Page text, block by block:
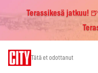
Terassikesä jatkuu!
Tätä et odottanut